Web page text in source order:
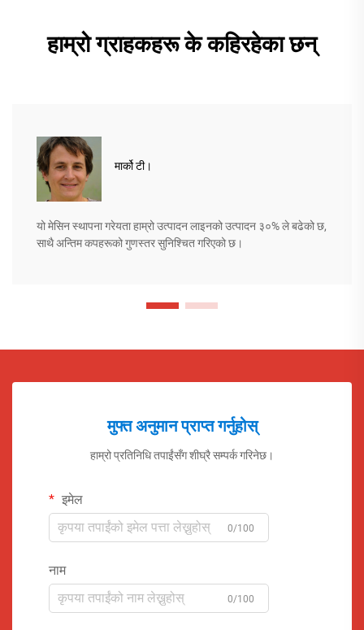
हाम्रो ग्राहकहरू के कहिरहेका छन्
मार्को टी।
यो मेसिन स्थापना गरेयता हाम्रो उत्पादन लाइनको उत्पादन ३०% ले बढेको छ,
साथै अन्तिम कपहरूको गुणस्तर सुनिश्चित गरिएको छ।
मुफ्त अनुमान प्राप्त गर्नुहोस्
हाम्रो प्रतिनिधि तपाईंसँग शीघ्रै सम्पर्क गरिनेछ।
इमेल
0/100
नाम
0/100